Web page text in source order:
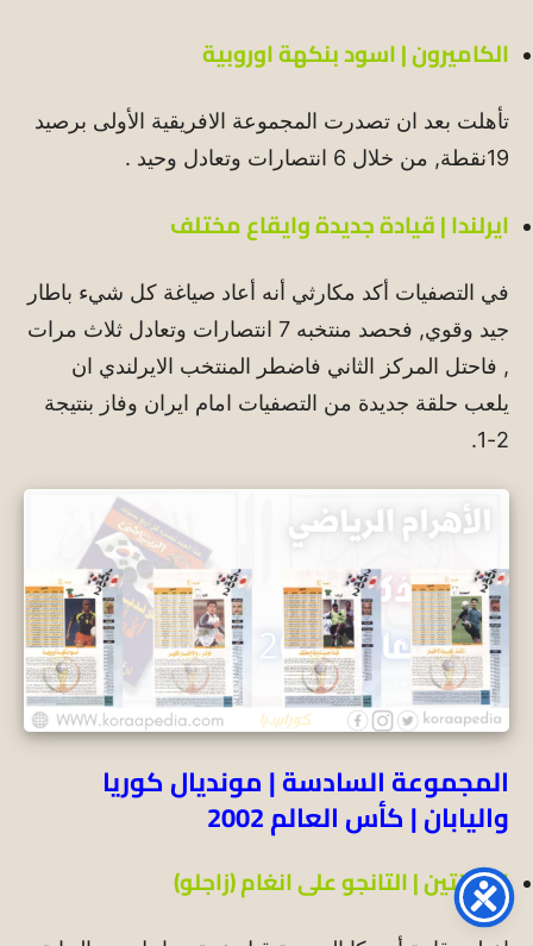
الكاميرون | اسود بنكهة اوروبية
تأهلت بعد ان تصدرت المجموعة الافريقية الأولى برصيد
19نقطة, من خلال 6 انتصارات وتعادل وحيد .
ايرلندا | قيادة جديدة وايقاع مختلف
في التصفيات أكد مكارثي أنه أعاد صياغة كل شيء باطار
جيد وقوي, فحصد منتخبه 7 انتصارات وتعادل ثلاث مرات
, فاحتل المركز الثاني فاضطر المنتخب الايرلندي ان
يلعب حلقة جديدة من التصفيات امام ايران وفاز بنتيجة
2-1.
المجموعة السادسة | مونديال كوريا
واليابان | كأس العالم 2002
الارجنتين | التانجو على انغام (زاجلو)